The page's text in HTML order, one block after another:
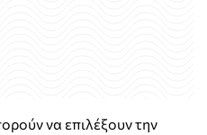
να επιλέξουν την